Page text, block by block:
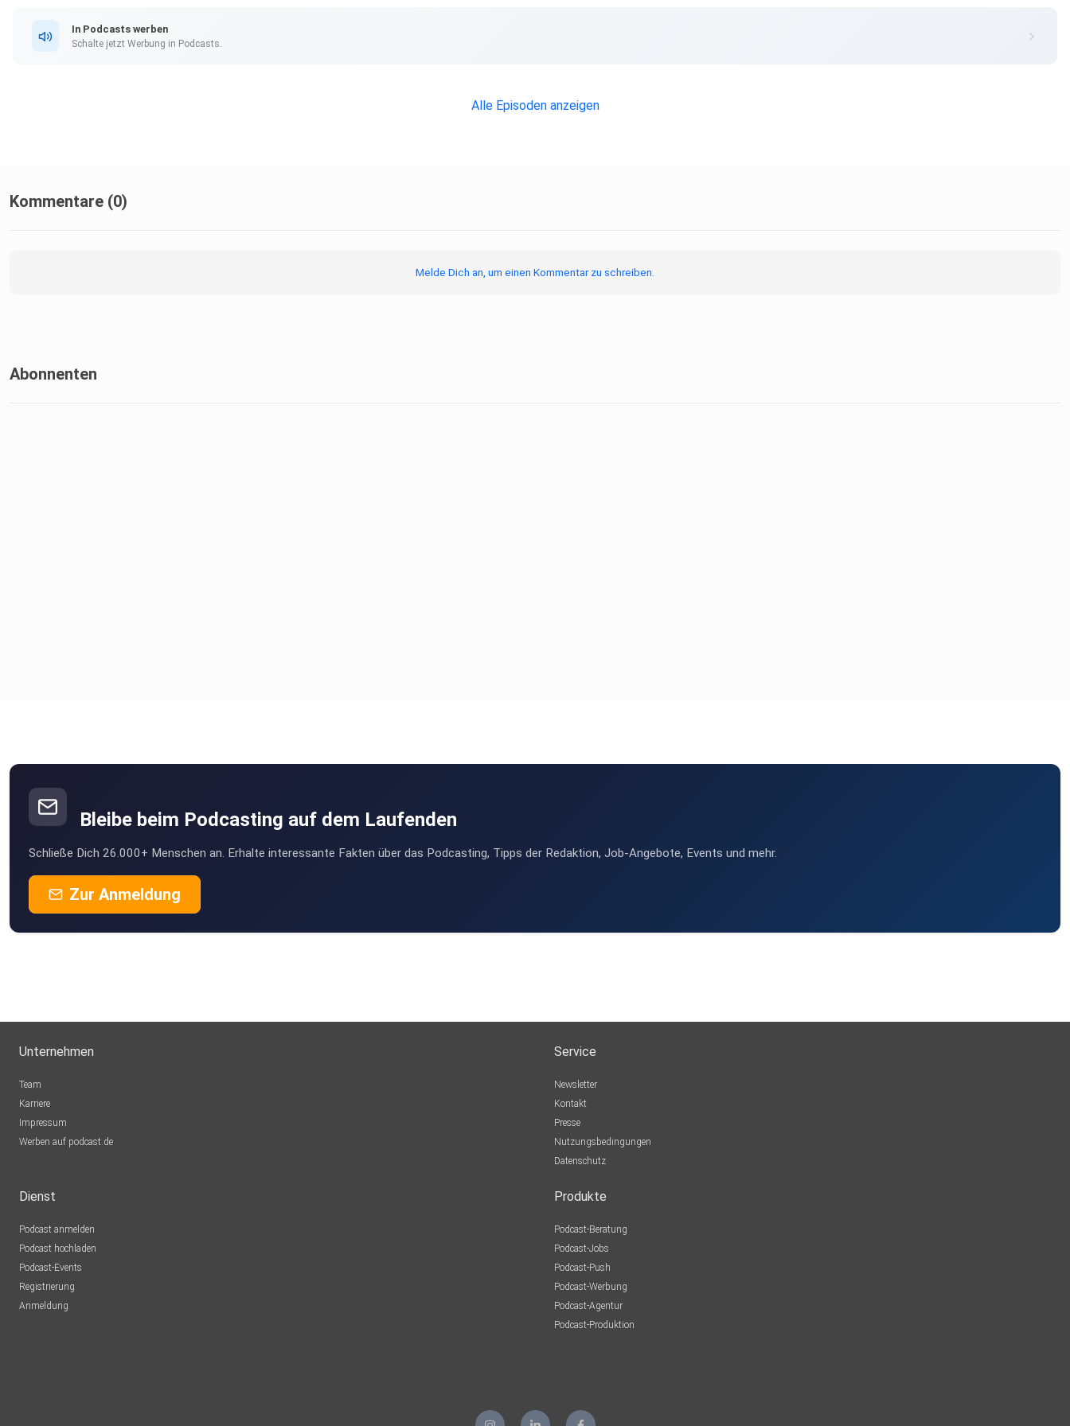
In Podcasts werben
Schalte jetzt Werbung in Podcasts.
Alle Episoden anzeigen
Kommentare (0)
Melde Dich an, um einen Kommentar zu schreiben.
Abonnenten
Bleibe beim Podcasting auf dem Laufenden
Schließe Dich 26.000+ Menschen an. Erhalte interessante Fakten über das Podcasting, Tipps der Redaktion, Job-Angebote, Events und mehr.
Zur Anmeldung
Unternehmen
Team
Karriere
Impressum
Werben auf podcast.de
Service
Newsletter
Kontakt
Presse
Nutzungsbedingungen
Datenschutz
Dienst
Podcast anmelden
Podcast hochladen
Podcast-Events
Registrierung
Anmeldung
Produkte
Podcast-Beratung
Podcast-Jobs
Podcast-Push
Podcast-Werbung
Podcast-Agentur
Podcast-Produktion